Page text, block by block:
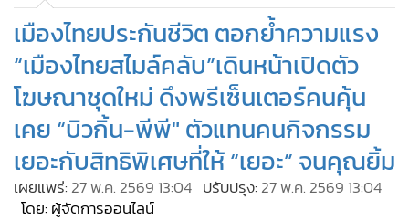
• ภาคใต้
• ภูมิภาค
• Online Section
• บันเทิง
• ผู้จัดการรายวัน
• คอลัมนิสต์
• ละคร
CbizReview
เมืองไทยประกันชีวิต ตอกย้ำความแรง
“เมืองไทยสไมล์คลับ”เดินหน้าเปิดตัว
โฆษณาชุดใหม่ ดึงพรีเซ็นเตอร์คนคุ้น
เคย “บิวกิ้น-พีพี" ตัวแทนคนกิจกรรม
เยอะกับสิทธิพิเศษที่ให้ “เยอะ” จนคุณยิ้ม
เผยแพร่: 27 พ.ค. 2569 13:04 ปรับปรุง: 27 พ.ค. 2569 13:04
โดย: ผู้จัดการออนไลน์